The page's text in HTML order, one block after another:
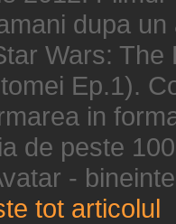
dupa
Wars:
Ep.1).
in
de peste
-
tot articolul